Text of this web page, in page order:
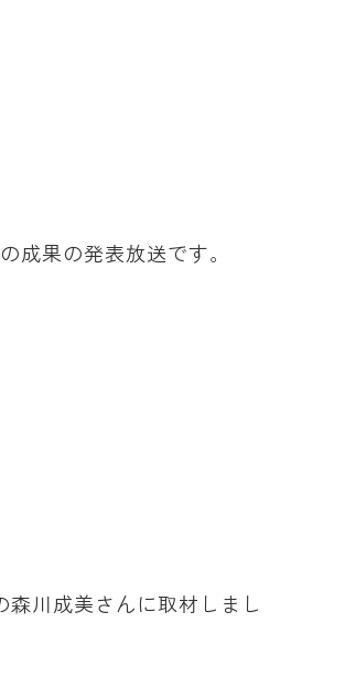
成果の発表放送です。
川成美さんに取材しまし